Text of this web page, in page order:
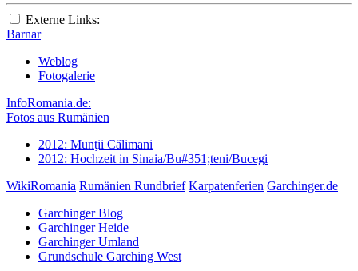
Externe Links:
Barnar
Weblog
Fotogalerie
InfoRomania.de:
Fotos aus Rumänien
2012: Munţii Călimani
2012: Hochzeit in Sinaia/Bu#351;teni/Bucegi
WikiRomania Rumänien Rundbrief Karpatenferien Garchinger.de
Garchinger Blog
Garchinger Heide
Garchinger Umland
Grundschule Garching West